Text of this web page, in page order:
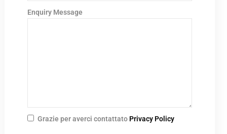
Enquiry Message
Grazie per averci contattato Privacy Policy